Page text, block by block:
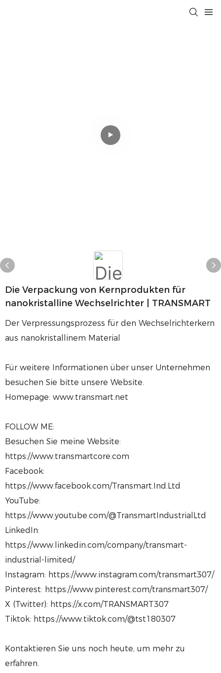
Die Verpackung von Kernprodukten für
nanokristalline Wechselrichter | TRANSMART
Der Verpressungsprozess für den Wechselrichterkern
aus nanokristallinem Material
Für weitere Informationen über unser Unternehmen
besuchen Sie bitte unsere Website.
Homepage: www.transmart.net
FOLLOW ME:
Besuchen Sie meine Website:
https://www.transmartcore.com
Facebook:
https://www.facebook.com/Transmart.Ind.Ltd
YouTube:
https://www.youtube.com/@TransmartIndustrialLtd
LinkedIn:
https://www.linkedin.com/company/transmart-
industrial-limited/
Instagram: https://www.instagram.com/transmart307/
Pinterest: https://www.pinterest.com/transmart307/
X (Twitter): https://x.com/TRANSMART307
Tiktok: https://www.tiktok.com/@tst180307
Kontaktieren Sie uns noch heute, um mehr zu
erfahren.